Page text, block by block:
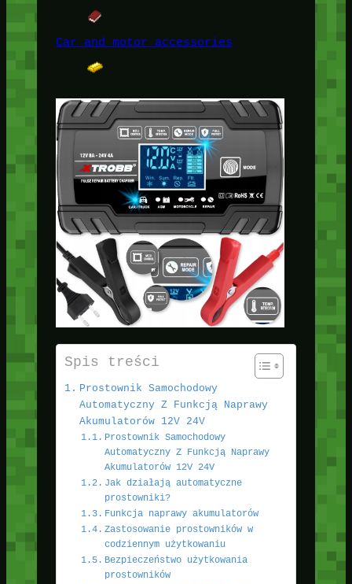
Car and motor accessories
Spis treści
Prostownik Samochodowy
Automatyczny Z Funkcją Naprawy
Akumulatorów 12V 24V
Prostownik Samochodowy
Automatyczny Z Funkcją Naprawy
Akumulatorów 12V 24V
Jak działają automatyczne
prostowniki?
Funkcja naprawy akumulatorów
Zastosowanie prostowników w
codziennym użytkowaniu
Bezpieczeństwo użytkowania
prostowników